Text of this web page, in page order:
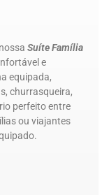
SuíteFamília
e
equipada,
churrasqueira,
perfeito entre
ou viajantes